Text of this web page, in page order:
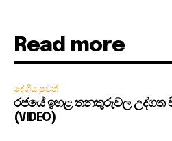
Read more
දේශීය පුවත්
රජයේ ඉහළ තනතුරුවල උද්ගත
(VIDEO)